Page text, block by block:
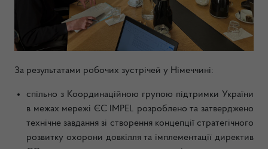
За результатами робочих зустрічей у Німеччині:
спільно з Координаційною групою підтримки України
в межах мережі ЄС IMPEL розроблено та затверджено
технічне завдання зі створення концепції стратегічного
розвитку охорони довкілля та імплементації директив